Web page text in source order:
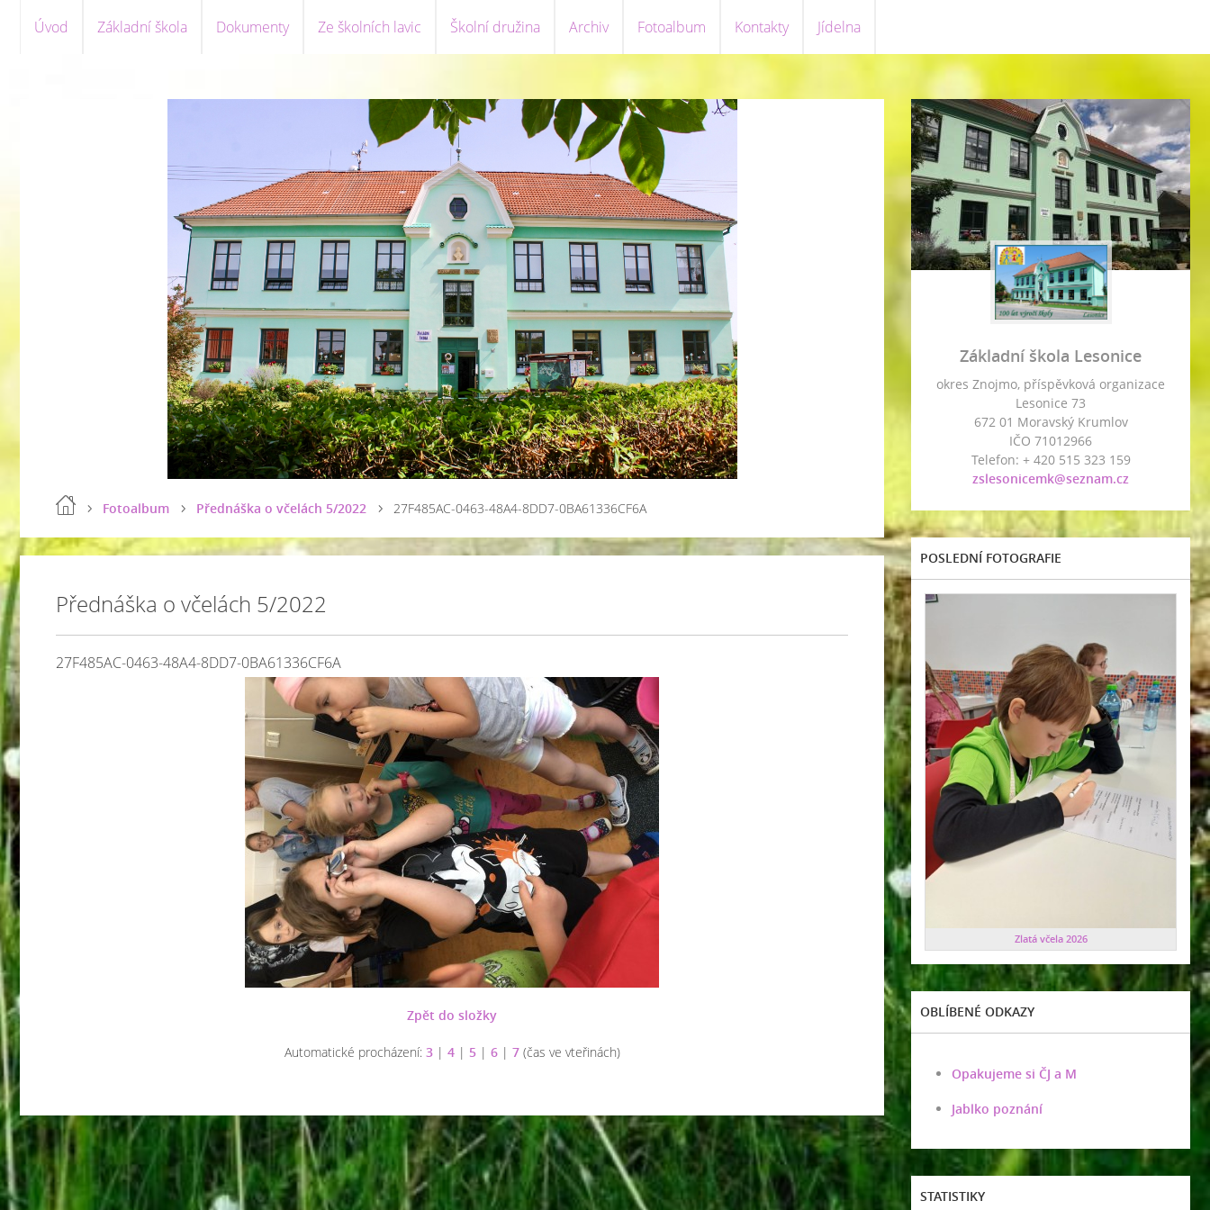
Úvod Základní škola Dokumenty Ze školních lavic Školní družina Archiv Fotoalbum Kontakty Jídelna
Fotoalbum Přednáška o včelách 5/2022 27F485AC-0463-48A4-8DD7-0BA61336CF6A
Přednáška o včelách 5/2022
27F485AC-0463-48A4-8DD7-0BA61336CF6A
Zpět do složky
Automatické procházení: 3| 4| 5| 6| 7(čas ve vteřinách)
Základní škola Lesonice
okres Znojmo, příspěvková organizace
Lesonice 73
672 01 Moravský Krumlov
IČO 71012966
Telefon: + 420 515 323 159
zslesonicemk@seznam.cz
POSLEDNÍ FOTOGRAFIE
Zlatá včela 2026
OBLÍBENÉ ODKAZY
Opakujeme si ČJ a M
Jablko poznání
STATISTIKY